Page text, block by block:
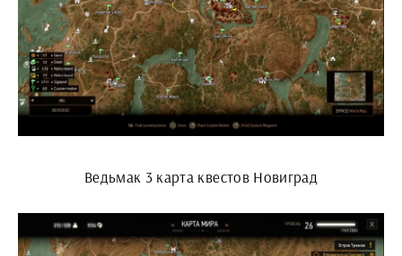
Ведьмак 3 карта квестов Новиград